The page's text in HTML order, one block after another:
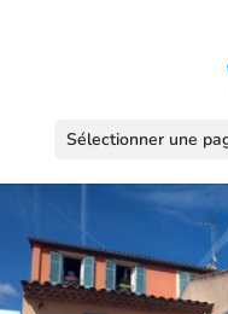
Sélectionner une